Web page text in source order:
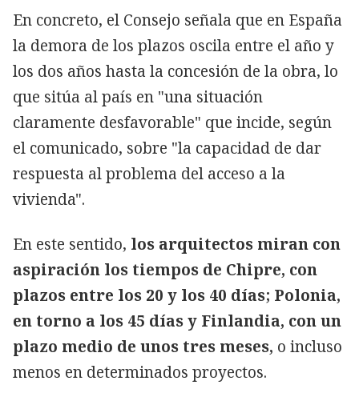
En concreto, el Consejo señala que en España
la demora de los plazos oscila entre el año y
los dos años hasta la concesión de la obra, lo
que sitúa al país en "una situación
claramente desfavorable" que incide, según
el comunicado, sobre "la capacidad de dar
respuesta al problema del acceso a la
vivienda".
En este sentido, los arquitectos miran con
aspiración los tiempos de Chipre, con
plazos entre los 20 y los 40 días; Polonia,
en torno a los 45 días y Finlandia, con un
plazo medio de unos tres meses, o incluso
menos en determinados proyectos.